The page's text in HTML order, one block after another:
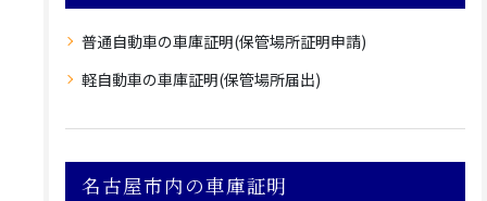
普通自動車の車庫証明(保管場所証明申請)
軽自動車の車庫証明(保管場所届出)
名古屋市内の車庫証明